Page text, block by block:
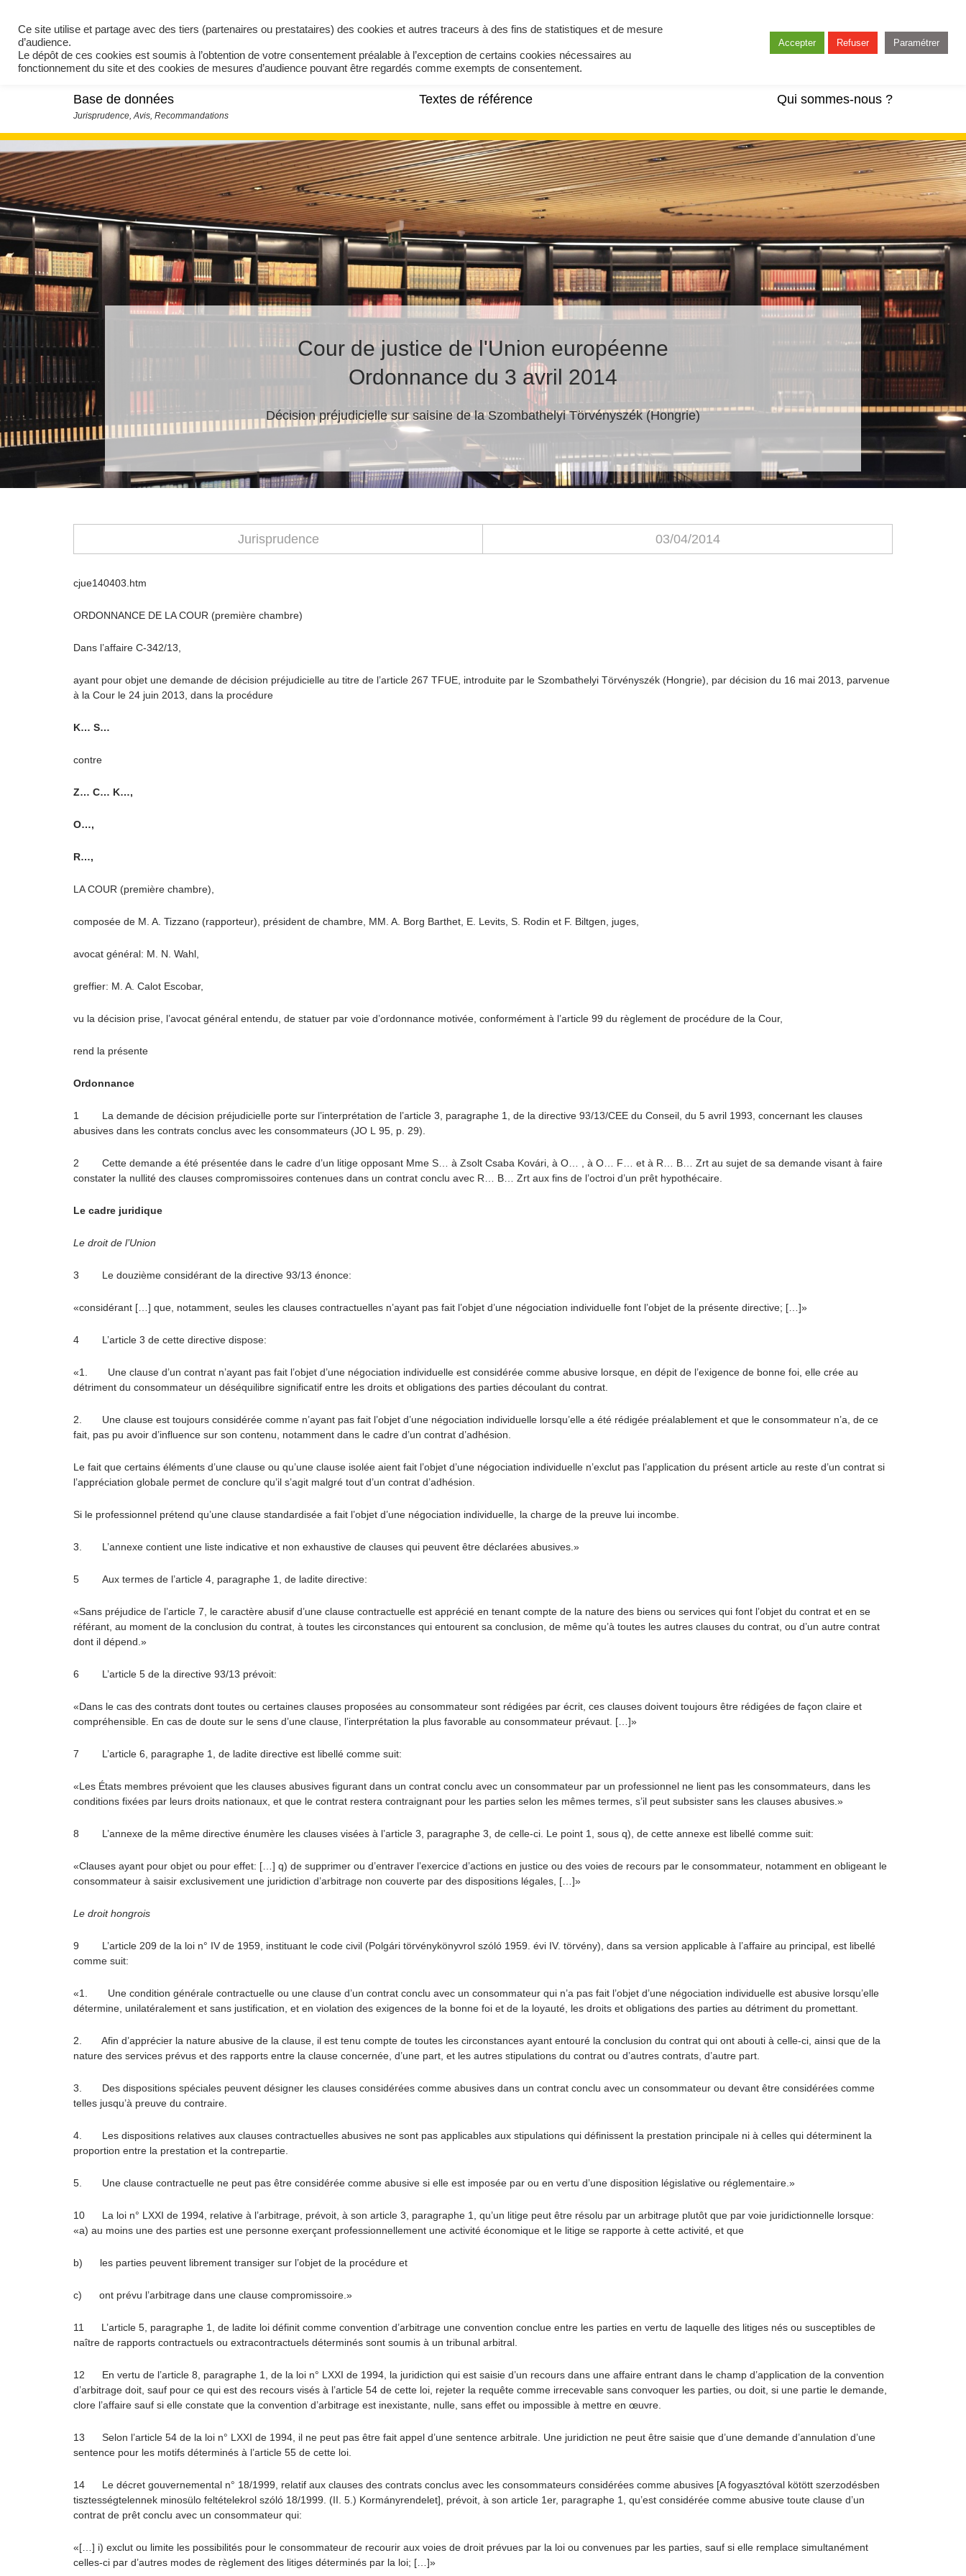
Base de données Textes de référence Qui sommes-nous ?
Cour de justice de l'Union européenne
Ordonnance du 3 avril 2014
Décision préjudicielle sur saisine de la Szombathelyi Törvényszék (Hongrie)
Jurisprudence 03/04/2014
cjue140403.htm
ORDONNANCE DE LA COUR (première chambre)
Dans l’affaire C-342/13,
ayant pour objet une demande de décision préjudicielle au titre de l’article 267 TFUE, introduite par le Szombathelyi Törvényszék (Hongrie), par décision du 16 mai 2013, parvenue
à la Cour le 24 juin 2013, dans la procédure
K… S…
contre
Z… C… K…,
O…,
R…,
LA COUR (première chambre),
composée de M. A. Tizzano (rapporteur), président de chambre, MM. A. Borg Barthet, E. Levits, S. Rodin et F. Biltgen, juges,
avocat général: M. N. Wahl,
greffier: M. A. Calot Escobar,
vu la décision prise, l’avocat général entendu, de statuer par voie d’ordonnance motivée, conformément à l’article 99 du règlement de procédure de la Cour,
rend la présente
Ordonnance
1 La demande de décision préjudicielle porte sur l’interprétation de l’article 3, paragraphe 1, de la directive 93/13/CEE du Conseil, du 5 avril 1993, concernant les clauses
abusives dans les contrats conclus avec les consommateurs (JO L 95, p. 29).
2 Cette demande a été présentée dans le cadre d’un litige opposant Mme S… à Zsolt Csaba Kovári, à O… , à O… F… et à R… B… Zrt au sujet de sa demande visant à faire
constater la nullité des clauses compromissoires contenues dans un contrat conclu avec R… B… Zrt aux fins de l’octroi d’un prêt hypothécaire.
Le cadre juridique
Le droit de l’Union
3 Le douzième considérant de la directive 93/13 énonce:
«considérant […] que, notamment, seules les clauses contractuelles n’ayant pas fait l’objet d’une négociation individuelle font l’objet de la présente directive; […]»
4 L’article 3 de cette directive dispose:
«1. Une clause d’un contrat n’ayant pas fait l’objet d’une négociation individuelle est considérée comme abusive lorsque, en dépit de l’exigence de bonne foi, elle crée au
détriment du consommateur un déséquilibre significatif entre les droits et obligations des parties découlant du contrat.
2. Une clause est toujours considérée comme n’ayant pas fait l’objet d’une négociation individuelle lorsqu’elle a été rédigée préalablement et que le consommateur n’a, de ce
fait, pas pu avoir d’influence sur son contenu, notamment dans le cadre d’un contrat d’adhésion.
Le fait que certains éléments d’une clause ou qu’une clause isolée aient fait l’objet d’une négociation individuelle n’exclut pas l’application du présent article au reste d’un contrat si
l’appréciation globale permet de conclure qu’il s’agit malgré tout d’un contrat d’adhésion.
Si le professionnel prétend qu’une clause standardisée a fait l’objet d’une négociation individuelle, la charge de la preuve lui incombe.
3. L’annexe contient une liste indicative et non exhaustive de clauses qui peuvent être déclarées abusives.»
5 Aux termes de l’article 4, paragraphe 1, de ladite directive:
«Sans préjudice de l’article 7, le caractère abusif d’une clause contractuelle est apprécié en tenant compte de la nature des biens ou services qui font l’objet du contrat et en se
référant, au moment de la conclusion du contrat, à toutes les circonstances qui entourent sa conclusion, de même qu’à toutes les autres clauses du contrat, ou d’un autre contrat
dont il dépend.»
6 L’article 5 de la directive 93/13 prévoit:
«Dans le cas des contrats dont toutes ou certaines clauses proposées au consommateur sont rédigées par écrit, ces clauses doivent toujours être rédigées de façon claire et
compréhensible. En cas de doute sur le sens d’une clause, l’interprétation la plus favorable au consommateur prévaut. […]»
7 L’article 6, paragraphe 1, de ladite directive est libellé comme suit:
«Les États membres prévoient que les clauses abusives figurant dans un contrat conclu avec un consommateur par un professionnel ne lient pas les consommateurs, dans les
conditions fixées par leurs droits nationaux, et que le contrat restera contraignant pour les parties selon les mêmes termes, s’il peut subsister sans les clauses abusives.»
8 L’annexe de la même directive énumère les clauses visées à l’article 3, paragraphe 3, de celle-ci. Le point 1, sous q), de cette annexe est libellé comme suit:
«Clauses ayant pour objet ou pour effet: […] q) de supprimer ou d’entraver l’exercice d’actions en justice ou des voies de recours par le consommateur, notamment en obligeant le
consommateur à saisir exclusivement une juridiction d’arbitrage non couverte par des dispositions légales, […]»
Le droit hongrois
9 L’article 209 de la loi n° IV de 1959, instituant le code civil (Polgári törvénykönyvrol szóló 1959. évi IV. törvény), dans sa version applicable à l’affaire au principal, est libellé
comme suit:
«1. Une condition générale contractuelle ou une clause d’un contrat conclu avec un consommateur qui n’a pas fait l’objet d’une négociation individuelle est abusive lorsqu’elle
détermine, unilatéralement et sans justification, et en violation des exigences de la bonne foi et de la loyauté, les droits et obligations des parties au détriment du promettant.
2. Afin d’apprécier la nature abusive de la clause, il est tenu compte de toutes les circonstances ayant entouré la conclusion du contrat qui ont abouti à celle-ci, ainsi que de la
nature des services prévus et des rapports entre la clause concernée, d’une part, et les autres stipulations du contrat ou d’autres contrats, d’autre part.
3. Des dispositions spéciales peuvent désigner les clauses considérées comme abusives dans un contrat conclu avec un consommateur ou devant être considérées comme
telles jusqu’à preuve du contraire.
4. Les dispositions relatives aux clauses contractuelles abusives ne sont pas applicables aux stipulations qui définissent la prestation principale ni à celles qui déterminent la
proportion entre la prestation et la contrepartie.
5. Une clause contractuelle ne peut pas être considérée comme abusive si elle est imposée par ou en vertu d’une disposition législative ou réglementaire.»
10 La loi n° LXXI de 1994, relative à l’arbitrage, prévoit, à son article 3, paragraphe 1, qu’un litige peut être résolu par un arbitrage plutôt que par voie juridictionnelle lorsque:
«a) au moins une des parties est une personne exerçant professionnellement une activité économique et le litige se rapporte à cette activité, et que
b) les parties peuvent librement transiger sur l’objet de la procédure et
c) ont prévu l’arbitrage dans une clause compromissoire.»
11 L’article 5, paragraphe 1, de ladite loi définit comme convention d’arbitrage une convention conclue entre les parties en vertu de laquelle des litiges nés ou susceptibles de
naître de rapports contractuels ou extracontractuels déterminés sont soumis à un tribunal arbitral.
12 En vertu de l’article 8, paragraphe 1, de la loi n° LXXI de 1994, la juridiction qui est saisie d’un recours dans une affaire entrant dans le champ d’application de la convention
d’arbitrage doit, sauf pour ce qui est des recours visés à l’article 54 de cette loi, rejeter la requête comme irrecevable sans convoquer les parties, ou doit, si une partie le demande,
clore l’affaire sauf si elle constate que la convention d’arbitrage est inexistante, nulle, sans effet ou impossible à mettre en œuvre.
13 Selon l’article 54 de la loi n° LXXI de 1994, il ne peut pas être fait appel d’une sentence arbitrale. Une juridiction ne peut être saisie que d’une demande d’annulation d’une
sentence pour les motifs déterminés à l’article 55 de cette loi.
14 Le décret gouvernemental n° 18/1999, relatif aux clauses des contrats conclus avec les consommateurs considérées comme abusives [A fogyasztóval kötött szerzodésben
tisztességtelennek minosülo feltételekrol szóló 18/1999. (II. 5.) Kormányrendelet], prévoit, à son article 1er, paragraphe 1, qu’est considérée comme abusive toute clause d’un
contrat de prêt conclu avec un consommateur qui:
«[…] i) exclut ou limite les possibilités pour le consommateur de recourir aux voies de droit prévues par la loi ou convenues par les parties, sauf si elle remplace simultanément
celles-ci par d’autres modes de règlement des litiges déterminés par la loi; […]»
Ce site utilise et partage avec des tiers (partenaires ou prestataires) des cookies et autres traceurs à des fins de statistiques et de mesure
d’audience.
Le dépôt de ces cookies est soumis à l’obtention de votre consentement préalable à l’exception de certains cookies nécessaires au
fonctionnement du site et des cookies de mesures d’audience pouvant être regardés comme exempts de consentement.
Accepter Refuser Paramétrer